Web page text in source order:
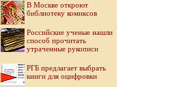
В Москве откроют
библиотеку комиксов
Российские ученые нашли
способ прочитать
утраченные рукописи
РГБ предлагает выбрать
книги для оцифровки